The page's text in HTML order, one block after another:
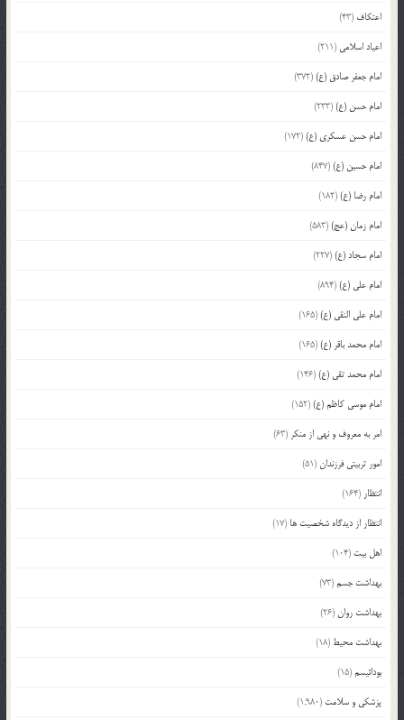
اعتکاف (43)
اعیاد اسلامی (211)
امام جعفر صادق (ع)(372)
امام حسن (ع)(233)
امام حسن عسکری (ع)(172)
امام حسین (ع)(847)
امام رضا (ع)(182)
امام زمان (عج)(583)
امام سجاد (ع)(227)
امام علی (ع)(894)
امام علی النقی (ع)(165)
امام محمد باقر (ع)(165)
امام محمد تقی (ع)(146)
امام موسی کاظم (ع)(152)
امر به معروف و نهی از منکر (63)
امور تربیتی فرزندان(51)
انتظار (164)
انتظار از دیدگاه شخصیت ها (17)
اهل بیت (104)
بهداشت جسم(73)
بهداشت روان(26)
بهداشت محیط (18)
بودائیسم(15)
پزشکی و سلامت (1,980)